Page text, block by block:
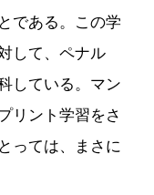
である。この学
して、ペナル
している。マン
リント学習をさ
っては、まさに